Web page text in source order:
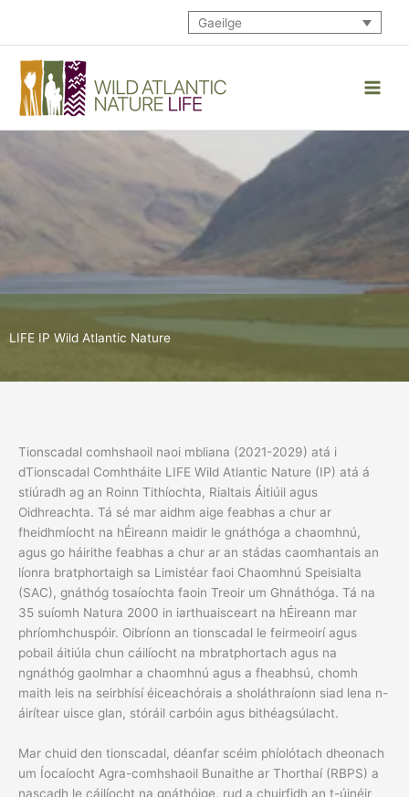
content
Gaeilge
LIFE IP Wild Atlantic Nature
Tionscadal comhshaoil naoi mbliana (2021-2029) atá i
dTionscadal Comhtháite LIFE Wild Atlantic Nature (IP) atá á
stiúradh ag an Roinn Tithíochta, Rialtais Áitiúil agus
Oidhreachta. Tá sé mar aidhm aige feabhas a chur ar
fheidhmíocht na hÉireann maidir le gnáthóga a chaomhnú,
agus go háirithe feabhas a chur ar an stádas caomhantais an
líonra bratphortaigh sa Limistéar faoi Chaomhnú Speisialta
(SAC), gnáthóg tosaíochta faoin Treoir um Ghnáthóga. Tá na
35 suíomh Natura 2000 in iarthuaisceart na hÉireann mar
phríomhchuspóir. Oibríonn an tionscadal le feirmeoirí agus
pobail áitiúla chun cáilíocht na mbratphortach agus na
ngnáthóg gaolmhar a chaomhnú agus a fheabhsú, chomh
maith leis na seirbhísí éiceachórais a sholáthraíonn siad lena n-
áirítear uisce glan, stóráil carbóin agus bithéagsúlacht.
Mar chuid den tionscadal, déanfar scéim phíolótach dheonach
um Íocaíocht Agra-comhshaoil Bunaithe ar Thorthaí (RBPS) a
nascadh le cáilíocht na gnáthóige, rud a chuirfidh an t-úinéir